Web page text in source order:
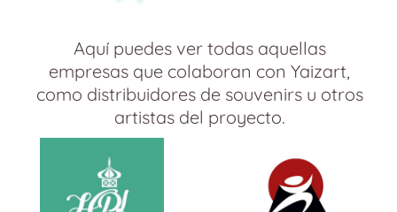
Aquí puedes ver todas aquellas
empresas que colaboran con Yaizart,
como distribuidores de souvenirsu otros
artistas del proyecto.